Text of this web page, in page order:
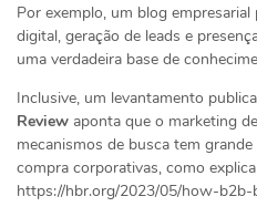
Por exemplo, um blog
digital, geração de leads e
uma verdadeira base de
Inclusive, um levantamento
Review aponta que o marketing
mecanismos de busca tem
compra corporativas, como
https://hbr.org/2023/05/how-